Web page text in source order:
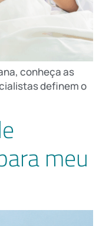
conheça as
definem o
meu